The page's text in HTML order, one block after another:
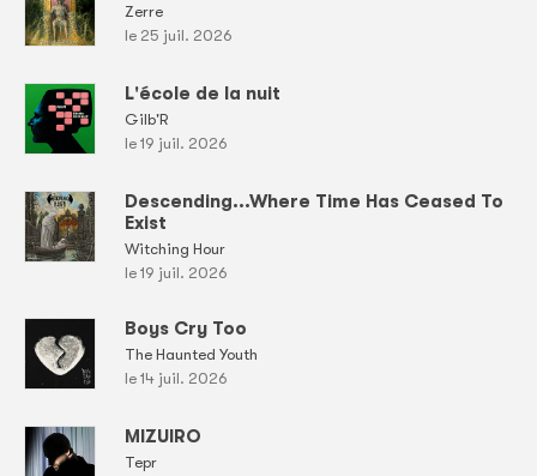
Zerre
le 25 juil. 2026
L'école de la nuit
Gilb'R
le 19 juil. 2026
Descending...Where Time Has Ceased To
Exist
Witching Hour
le 19 juil. 2026
Boys Cry Too
The Haunted Youth
le 14 juil. 2026
MIZUIRO
Tepr